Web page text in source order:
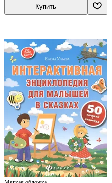
Купить